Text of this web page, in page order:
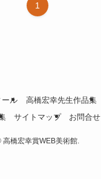
1
ール 高橋宏幸先生作品集
サイトマップ お問合せ
高橋宏幸賞WEB美術館.